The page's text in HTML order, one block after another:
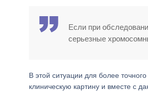
Если при
серьезные
В этой ситуации для более
клиническую картину и вместе с